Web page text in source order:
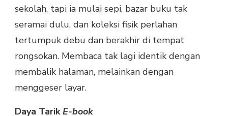
sekolah, tapi ia mulai sepi, bazar buku tak
seramai dulu, dan koleksi fisik perlahan
tertumpuk debu dan berakhir di tempat
rongsokan. Membaca tak lagi identik dengan
membalik halaman, melainkan dengan
menggeser layar.
Daya TarikE-book